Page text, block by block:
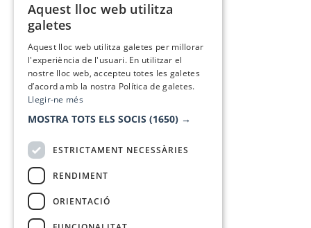
Aquest lloc web utilitza
galetes
Aquest lloc web utilitza galetes per millorar
l'experiència de l'usuari. En utilitzar el
nostre lloc web, accepteu totes les galetes
d’acord amb la nostra Política de galetes.
Llegir-ne més
MOSTRA TOTS ELS SOCIS (1650) →
ESTRICTAMENT NECESSÀRIES
RENDIMENT
ORIENTACIÓ